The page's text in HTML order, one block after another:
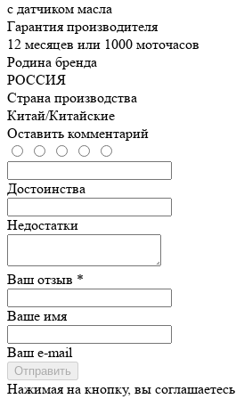
с датчиком масла
Гарантия производителя
12 месяцев или 1000 моточасов
Родина бренда
РОССИЯ
Страна производства
Китай/Китайские
Оставить комментарий
Достоинства
Недостатки
Ваш отзыв *
Ваше имя
Ваш e-mail
Отправить
Нажимая на кнопку, вы